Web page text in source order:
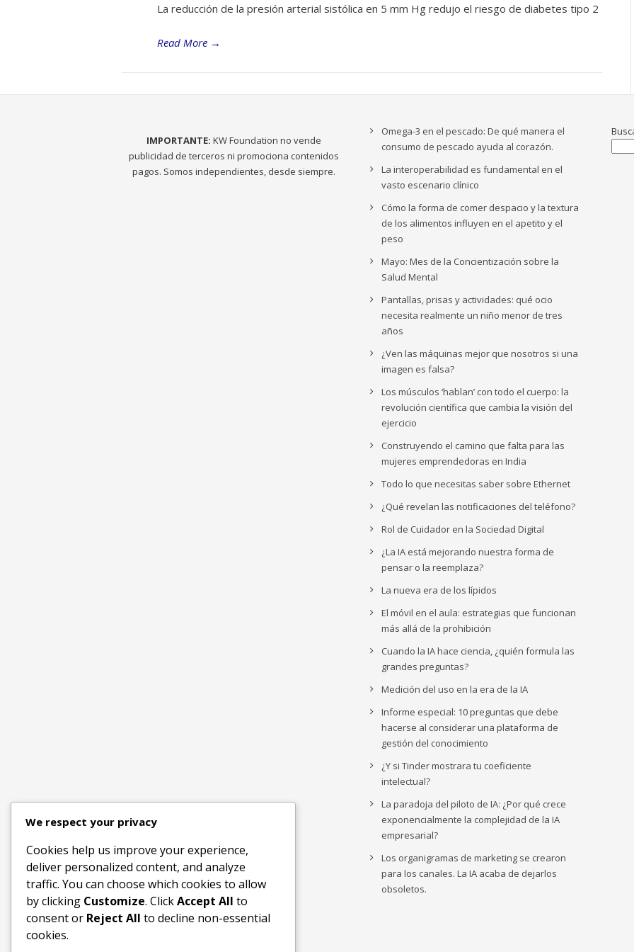
La reducción de la presión arterial sistólica en 5 mm Hg redujo el riesgo de diabetes tipo 2
Read More →
IMPORTANTE: KW Foundation no vende
publicidad de terceros ni promociona contenidos
pagos. Somos independientes, desde siempre.
Omega-3 en el pescado: De qué manera el
consumo de pescado ayuda al corazón.
La interoperabilidad es fundamental en el
vasto escenario clínico
Cómo la forma de comer despacio y la textura
de los alimentos influyen en el apetito y el
peso
Mayo: Mes de la Concientización sobre la
Salud Mental
Pantallas, prisas y actividades: qué ocio
necesita realmente un niño menor de tres
años
¿Ven las máquinas mejor que nosotros si una
imagen es falsa?
Los músculos ‘hablan’ con todo el cuerpo: la
revolución científica que cambia la visión del
ejercicio
Construyendo el camino que falta para las
mujeres emprendedoras en India
Todo lo que necesitas saber sobre Ethernet
¿Qué revelan las notificaciones del teléfono?
Rol de Cuidador en la Sociedad Digital
¿La IA está mejorando nuestra forma de
pensar o la reemplaza?
La nueva era de los lípidos
El móvil en el aula: estrategias que funcionan
más allá de la prohibición
Cuando la IA hace ciencia, ¿quién formula las
grandes preguntas?
Medición del uso en la era de la IA
Informe especial: 10 preguntas que debe
hacerse al considerar una plataforma de
gestión del conocimiento
¿Y si Tinder mostrara tu coeficiente
intelectual?
La paradoja del piloto de IA: ¿Por qué crece
exponencialmente la complejidad de la IA
empresarial?
Los organigramas de marketing se crearon
para los canales. La IA acaba de dejarlos
obsoletos.
We respect your privacy
Cookies help us improve your experience,
deliver personalized content, and analyze
traffic. You can choose which cookies to allow
by clicking Customize. ClickAccept All to
consent or Reject All to decline non-essential
cookies.